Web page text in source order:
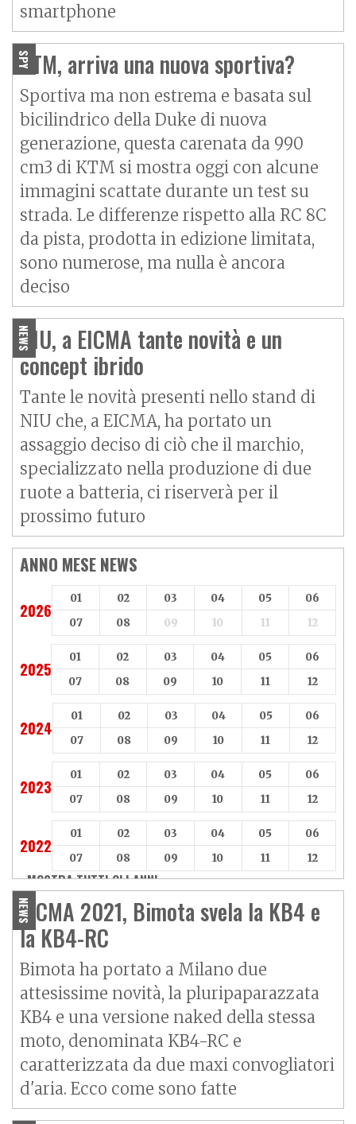
smartphone
SPY
KTM, arriva una nuova sportiva?
Sportiva ma non estrema e basata sul
bicilindrico della Duke di nuova
generazione, questa carenata da 990
cm3 di KTM si mostra oggi con alcune
immagini scattate durante un test su
strada. Le differenze rispetto alla RC 8C
da pista, prodotta in edizione limitata,
sono numerose, ma nulla è ancora
deciso
NEWS
NIU, a EICMA tante novità e un
concept ibrido
Tante le novità presenti nello stand di
NIU che, a EICMA, ha portato un
assaggio deciso di ciò che il marchio,
specializzato nella produzione di due
ruote a batteria, ci riserverà per il
prossimo futuro
ANNO MESE NEWS
2026
01 02 03 04 05
06
07
08 09 10 11 12
2025
01 02 03 04 05
06
07
08 09 10 11 12
2024
01 02 03 04 05
06
07
08 09 10 11 12
2023
01 02 03 04 05
06
07
08 09 10 11 12
2022
01 02 03 04 05
06
07
08 09 10 11 12
MOSTRA TUTTI GLI ANNI »
NEWS
EICMA 2021, Bimota svela la KB4 e
la KB4-RC
Bimota ha portato a Milano due
attesissime novità, la pluripaparazzata
KB4 e una versione naked della stessa
moto, denominata KB4-RC e
caratterizzata da due maxi convogliatori
d'aria. Ecco come sono fatte